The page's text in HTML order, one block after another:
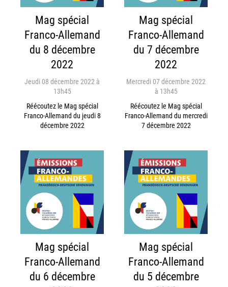
Mag spécial
Franco-Allemand
du 8 décembre
2022
Jeudi 08 décembre 2022 à
13h45
Réécoutez le Mag spécial
Franco-Allemand du jeudi 8
décembre 2022
Mag spécial
Franco-Allemand
du 7 décembre
2022
Mercredi 07 décembre 2022
à 13h45
Réécoutez le Mag spécial
Franco-Allemand du mercredi
7 décembre 2022
Mag spécial
Franco-Allemand
du 6 décembre
Mag spécial
Franco-Allemand
du 5 décembre